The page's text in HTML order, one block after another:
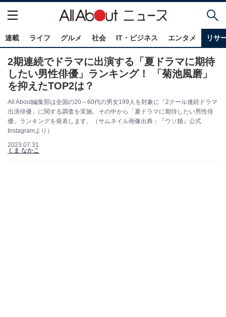
連載 ライフ グルメ 社会 IT・ビジネス エンタメ リサ
2期連続でドラマに出演する「夏ドラマに期待
したい男性俳優」ランキング！ 「菊池風磨」
を抑えたTOP2は？
All About編集部は全国の20～60代の男女199人を対象に「2クール連続ドラマ
出演俳優」に関する調査を実施。その中から「夏ドラマに期待したい男性俳
優」ランキングを発表します。（サムネイル画像出典：『ウソ婚』公式
Instagramより）
2023.07.31
くま なかこ